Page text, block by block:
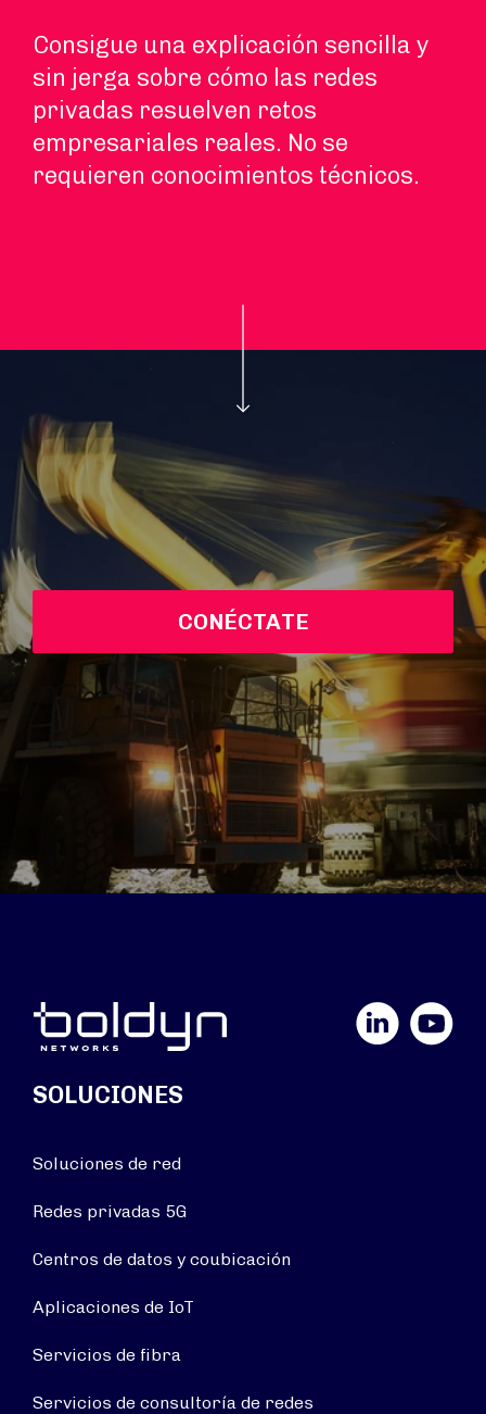
Consigue una explicación sencilla y
sin jerga sobre cómo las redes
privadas resuelven retos
empresariales reales. No se
requieren conocimientos técnicos.
CONÉCTATE
YouTube
SOLUCIONES
Soluciones de red
Redes privadas 5G
Centros de datos y coubicación
Aplicaciones de IoT
Servicios de fibra
Servicios de consultoría de redes